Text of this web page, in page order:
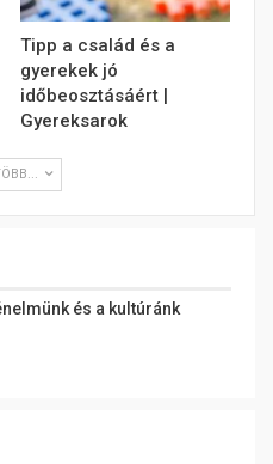
Tipp a család és a
gyerekek jó
időbeosztásáért |
Gyereksarok
és a kultúránk